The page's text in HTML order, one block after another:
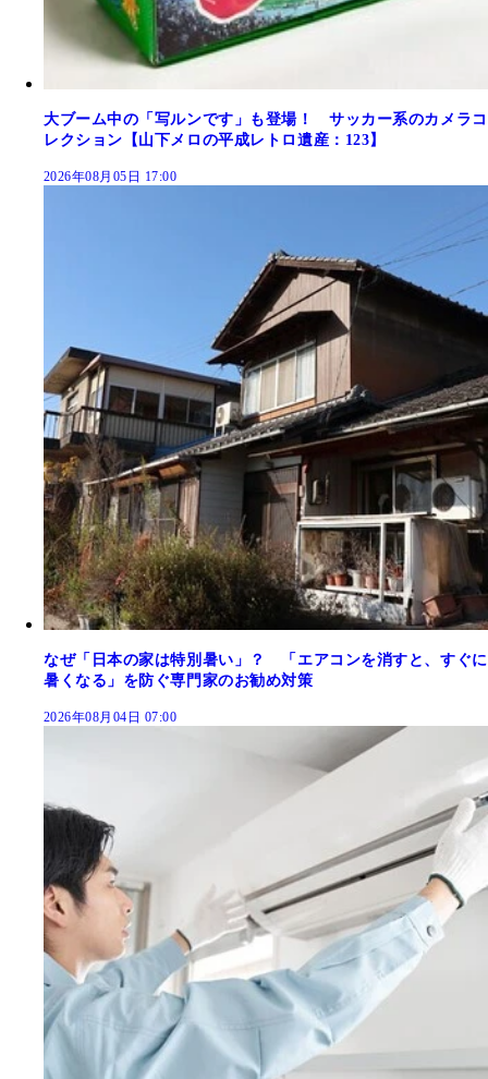
大ブーム中の「写ルンです」も登場！ サッカー系のカメラコ
レクション【山下メロの平成レトロ遺産：123】
2026年08月05日 17:00
なぜ「日本の家は特別暑い」？ 「エアコンを消すと、すぐに
暑くなる」を防ぐ専門家のお勧め対策
2026年08月04日 07:00